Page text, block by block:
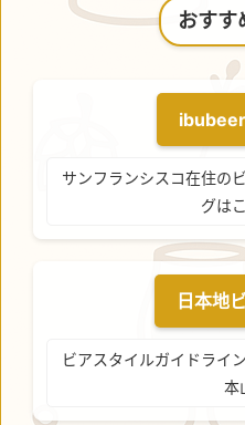
おすす
サンフランシスコ在住の
グは
日本地
ビアスタイルガイドライ
本